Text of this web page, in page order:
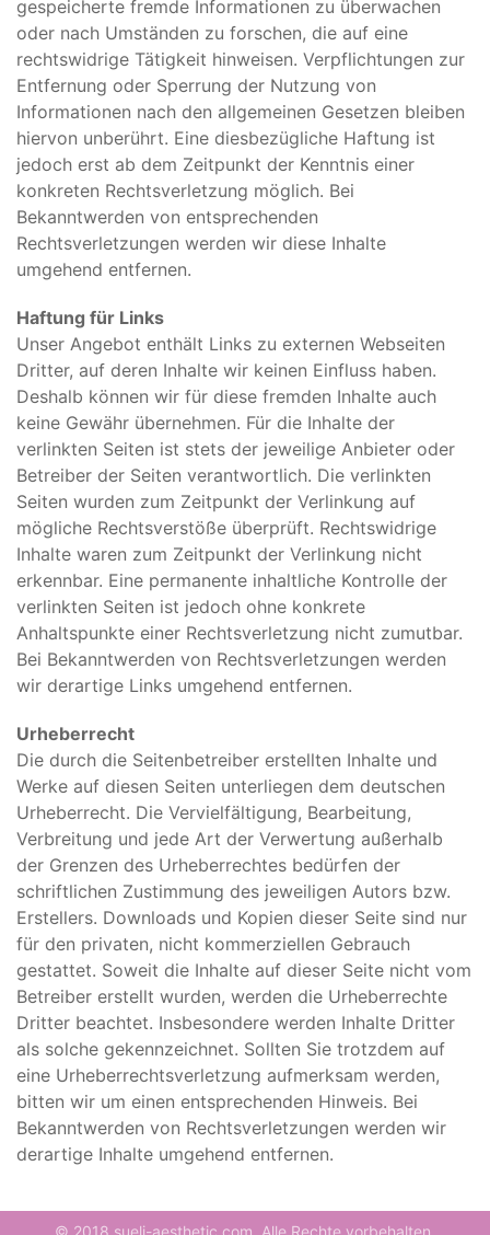
gespeicherte fremde Informationen zu überwachen
oder nach Umständen zu forschen, die auf eine
rechtswidrige Tätigkeit hinweisen. Verpflichtungen zur
Entfernung oder Sperrung der Nutzung von
Informationen nach den allgemeinen Gesetzen bleiben
hiervon unberührt. Eine diesbezügliche Haftung ist
jedoch erst ab dem Zeitpunkt der Kenntnis einer
konkreten Rechtsverletzung möglich. Bei
Bekanntwerden von entsprechenden
Rechtsverletzungen werden wir diese Inhalte
umgehend entfernen.
Haftung für Links
Unser Angebot enthält Links zu externen Webseiten
Dritter, auf deren Inhalte wir keinen Einfluss haben.
Deshalb können wir für diese fremden Inhalte auch
keine Gewähr übernehmen. Für die Inhalte der
verlinkten Seiten ist stets der jeweilige Anbieter oder
Betreiber der Seiten verantwortlich. Die verlinkten
Seiten wurden zum Zeitpunkt der Verlinkung auf
mögliche Rechtsverstöße überprüft. Rechtswidrige
Inhalte waren zum Zeitpunkt der Verlinkung nicht
erkennbar. Eine permanente inhaltliche Kontrolle der
verlinkten Seiten ist jedoch ohne konkrete
Anhaltspunkte einer Rechtsverletzung nicht zumutbar.
Bei Bekanntwerden von Rechtsverletzungen werden
wir derartige Links umgehend entfernen.
Urheberrecht
Die durch die Seitenbetreiber erstellten Inhalte und
Werke auf diesen Seiten unterliegen dem deutschen
Urheberrecht. Die Vervielfältigung, Bearbeitung,
Verbreitung und jede Art der Verwertung außerhalb
der Grenzen des Urheberrechtes bedürfen der
schriftlichen Zustimmung des jeweiligen Autors bzw.
Erstellers. Downloads und Kopien dieser Seite sind nur
für den privaten, nicht kommerziellen Gebrauch
gestattet. Soweit die Inhalte auf dieser Seite nicht vom
Betreiber erstellt wurden, werden die Urheberrechte
Dritter beachtet. Insbesondere werden Inhalte Dritter
als solche gekennzeichnet. Sollten Sie trotzdem auf
eine Urheberrechtsverletzung aufmerksam werden,
bitten wir um einen entsprechenden Hinweis. Bei
Bekanntwerden von Rechtsverletzungen werden wir
derartige Inhalte umgehend entfernen.
© 2018 sueli-aesthetic.com Alle Rechte vorbehalten.